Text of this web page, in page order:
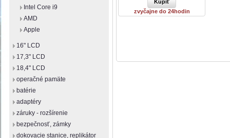
Intel Core i9
AMD
Apple
16" LCD
17,3" LCD
18,4" LCD
operačné pamäte
batérie
adaptéry
záruky - rozšírenie
bezpečnosť, zámky
dokovacie stanice, replikátor
zvyčajne do 24hodin